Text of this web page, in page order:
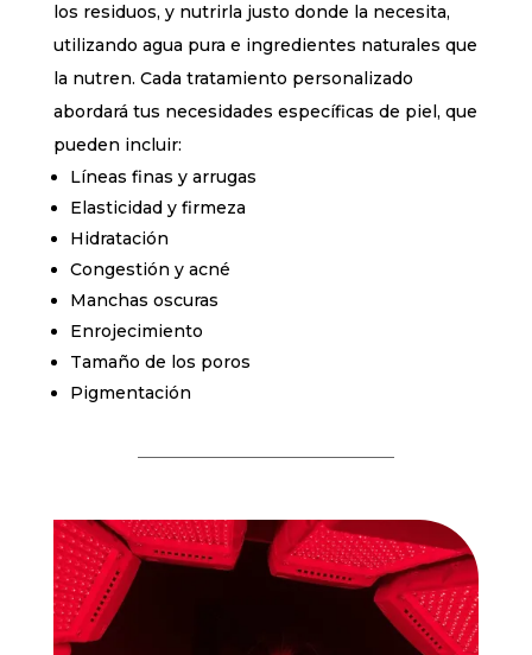
los residuos, y nutrirla justo donde la necesita,
utilizando agua pura e ingredientes naturales que
la nutren. Cada tratamiento personalizado
abordará tus necesidades específicas de piel, que
pueden incluir:
Líneas finas y arrugas
Elasticidad y firmeza
Hidratación
Congestión y acné
Manchas oscuras
Enrojecimiento
Tamaño de los poros
Pigmentación